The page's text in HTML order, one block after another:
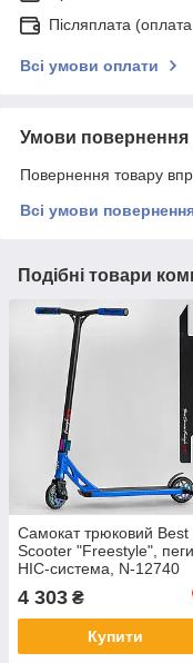
Післяплата
Всі умови оплати
Умови повернення
Повернення товару
Всі умови
Подібні товари
Самокат трюковий Best
Scooter "Freestyle", пеги,
HIC-система, N-12740
4 303 ₴
Купити